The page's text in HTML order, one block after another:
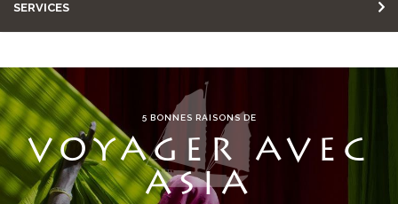
SERVICES
5 BONNES RAISONS DE
VOYAGER AVEC
ASIA